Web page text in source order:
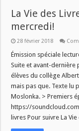
La Vie des
mercredi!
28 février 2018
Émission spéciale
Suite et avant-
élèves du collège
mais pas que. Texte lu
Moslonka. > Premiers
https://
livres Pour suivre La